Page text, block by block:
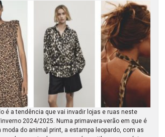
é a tendência que vai invadir lojas e ruas neste
2024/2025. Numa primavera-verão em que é
moda do animal print, a estampa leopardo, com as